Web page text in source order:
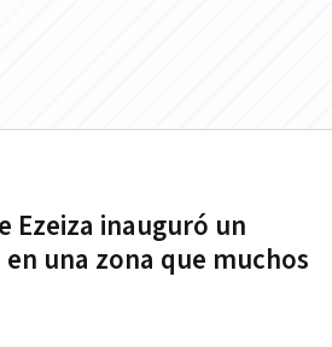
Ezeiza inauguró un
una zona que muchos